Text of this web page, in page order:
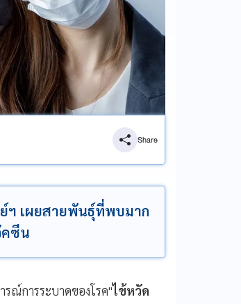
Share
ฯ เผยสายพันธุ์ที่พบมาก
คซีน
ณ์การระบาดของโรค"ไข้หวัด